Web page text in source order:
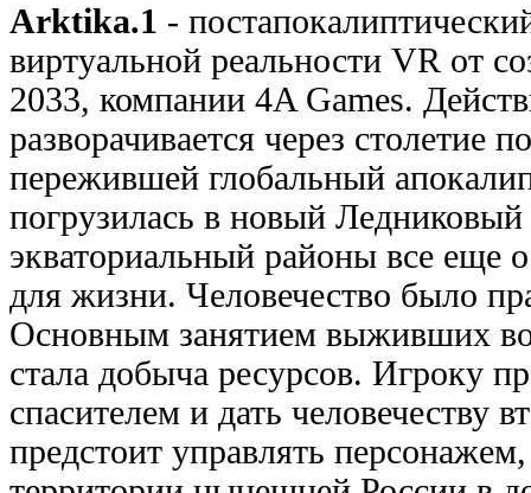
Arktika.1 -
виртуальной реальности VR от
2033, компании 4A Games.
разворачивается через столетие
пережившей глобальный
погрузилась в новый
экваториальный районы все еще
для жизни. Человечество было
Основным занятием выживших
стала добыча ресурсов. Игроку
спасителем и дать человечеству
предстоит управлять